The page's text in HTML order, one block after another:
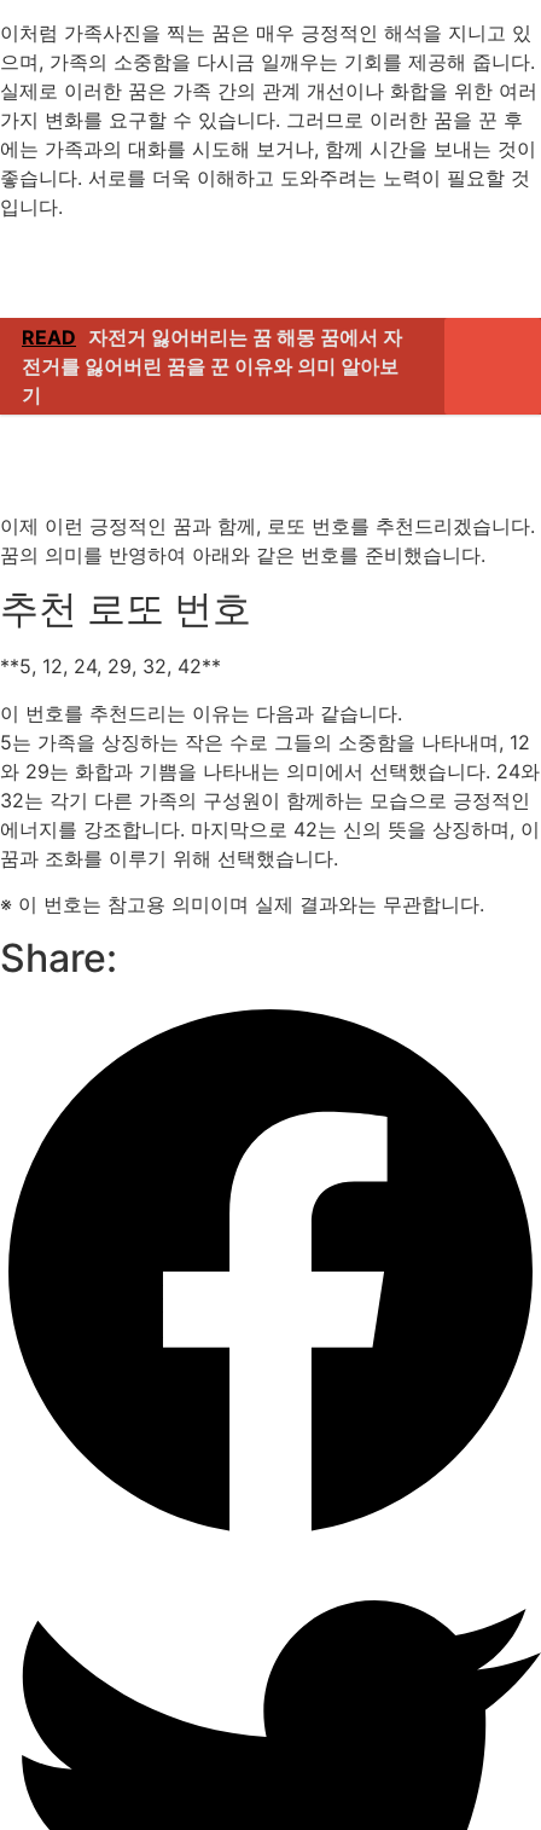
이처럼 가족사진을 찍는 꿈은 매우 긍정적인 해석을 지니고 있
으며, 가족의 소중함을 다시금 일깨우는 기회를 제공해 줍니다.
실제로 이러한 꿈은 가족 간의 관계 개선이나 화합을 위한 여러
가지 변화를 요구할 수 있습니다. 그러므로 이러한 꿈을 꾼 후
에는 가족과의 대화를 시도해 보거나, 함께 시간을 보내는 것이
좋습니다. 서로를 더욱 이해하고 도와주려는 노력이 필요할 것
입니다.
READ 자전거 잃어버리는 꿈 해몽 꿈에서 자
전거를 잃어버린 꿈을 꾼 이유와 의미 알아보
기
이제 이런 긍정적인 꿈과 함께, 로또 번호를 추천드리겠습니다.
꿈의 의미를 반영하여 아래와 같은 번호를 준비했습니다.
추천 로또 번호
**5, 12, 24, 29, 32, 42**
이 번호를 추천드리는 이유는 다음과 같습니다.
5는 가족을 상징하는 작은 수로 그들의 소중함을 나타내며, 12
와 29는 화합과 기쁨을 나타내는 의미에서 선택했습니다. 24와
32는 각기 다른 가족의 구성원이 함께하는 모습으로 긍정적인
에너지를 강조합니다. 마지막으로 42는 신의 뜻을 상징하며, 이
꿈과 조화를 이루기 위해 선택했습니다.
※ 이 번호는 참고용 의미이며 실제 결과와는 무관합니다.
Share: